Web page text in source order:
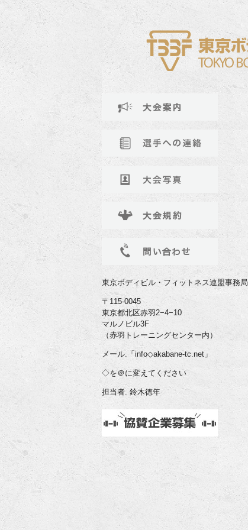
東京ボディビル・フィットネス連盟事務局
〒115-0045
東京都北区赤羽2−4−10
マルノビル3F
（赤羽トレーニングセンター内）
メール.「info◇akabane-tc.net」
◇を＠に変えてください
担当者. 鈴木徳年